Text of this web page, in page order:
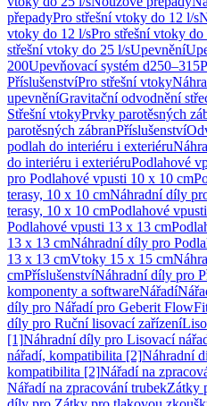
přepadyPro střešní vtoky do 12 l/s
vtoky do 12 l/sPro střešní vtoky do
střešní vtoky do 25 l/sUpevnění
200Upevňovací systém d250–315
PříslušenstvíPro střešní vtoky
upevněníGravitační odvodnění
Střešní vtokyPrvky parotěsných
parotěsných zábranPříslušenství
podlah do interiéru i exteriéru
do interiéru i exteriéruPodlahové
pro Podlahové vpusti 10 x 10 cm
terasy, 10 x 10 cmNáhradní díly
terasy, 10 x 10 cmPodlahové
Podlahové vpusti 13 x 13 cm
13 x 13 cmNáhradní díly pro
13 x 13 cmVtoky 15 x 15 cm
cmPříslušenstvíNáhradní díly pro
komponenty a softwareNářadí
díly pro Nářadí pro Geberit
díly pro Ruční lisovací zařízení
[1]Náhradní díly pro Lisovací
nářadí, kompatibilita [2]Náhradní
kompatibilita [2]Nářadí na
Nářadí na zpracování trubekZátky